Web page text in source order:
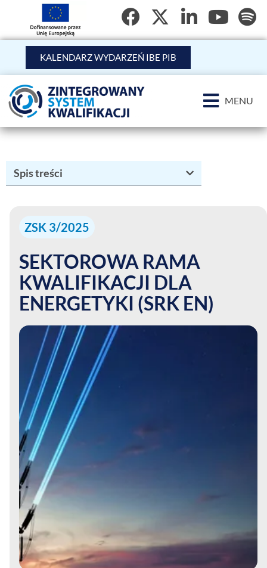
KALENDARZ WYDARZEŃ IBE PIB
MENU
Spis treści
ZSK 3/2025
SEKTOROWA RAMA
KWALIFIKACJI DLA
ENERGETYKI (SRK EN)